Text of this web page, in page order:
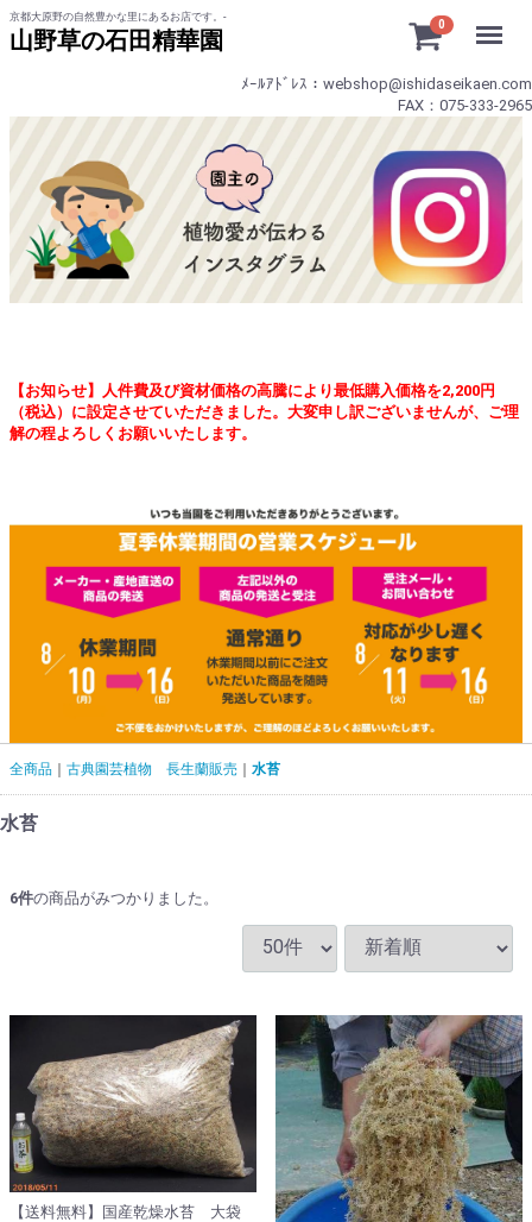
京都大原野の自然豊かな里にあるお店です。-
山野草の石田精華園
0
ﾒｰﾙｱﾄﾞﾚｽ：webshop@ishidaseikaen.com
FAX：075-333-2965
【お知らせ】人件費及び資材価格の高騰により最低購入価格を2,200円
（税込）に設定させていただきました。大変申し訳ございませんが、ご理
解の程よろしくお願いいたします。
全商品 古典園芸植物 長生蘭販売 水苔
水苔
6件の商品がみつかりました。
【送料無料】国産乾燥水苔 大袋